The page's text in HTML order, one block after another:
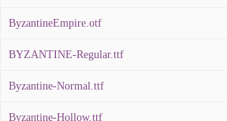
ByzantineEmpire.otf
BYZANTINE-Regular.ttf
Byzantine-Normal.ttf
Byzantine-Hollow.ttf